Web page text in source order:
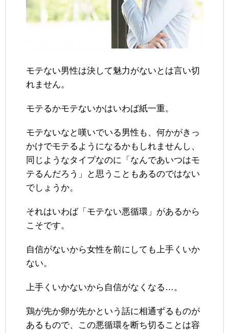
モテない男性は決して魅力がないとは言い切
れません。
モテるかモテないかはいわば紙一重。
モテないなと嘆いでいる男性も、何かがきっ
かけでモテるようになるかもしれませんし、
同じようなタイプなのに「なんであいつはモ
テるんだろう」と思うこともあるのではない
でしょうか。
それはいわば「モテない悪循環」があるから
こそです。
自信がないから女性を前にしても上手くいか
ない。
上手くいかないから自信がなくなる…。
鶏が先か卵が先かという話に相通ずるものが
あるもので、この悪循環を断ち切ることは容